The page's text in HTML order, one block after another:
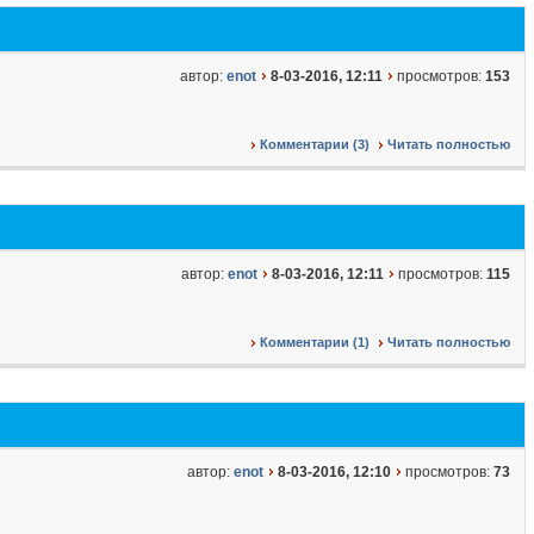
автор: enot 8-03-2016, 12:11 просмотров: 153
Комментарии (3) Читать полностью
автор: enot 8-03-2016, 12:11 просмотров: 115
Комментарии (1) Читать полностью
автор: enot 8-03-2016, 12:10 просмотров: 73